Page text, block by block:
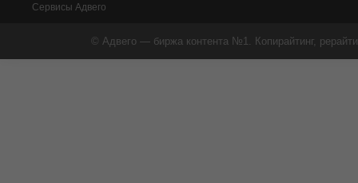
Сервисы Адвего
© Адвего — биржа контента №1. Копирайтинг,